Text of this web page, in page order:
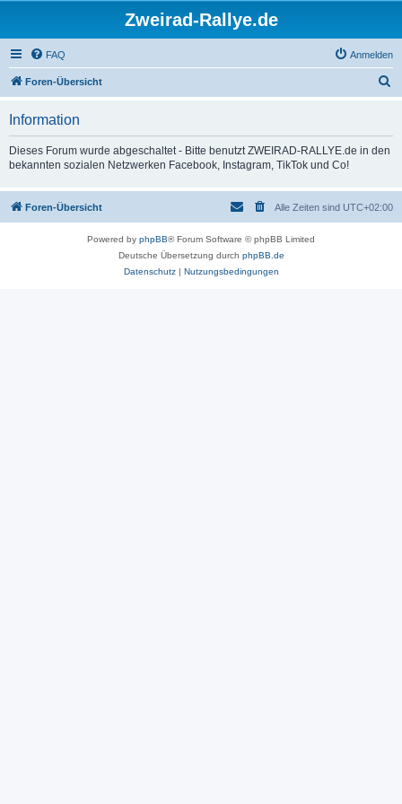
Zweirad-Rallye.de
FAQ Anmelden
Foren-Übersicht
Information
Dieses Forum wurde abgeschaltet - Bitte benutzt ZWEIRAD-RALLYE.de in den
bekannten sozialen Netzwerken Facebook, Instagram, TikTok und Co!
Foren-Übersicht Alle Zeiten sind UTC+02:00
Powered by phpBB® Forum Software © phpBB Limited
Deutsche Übersetzung durch phpBB.de
Datenschutz| Nutzungsbedingungen